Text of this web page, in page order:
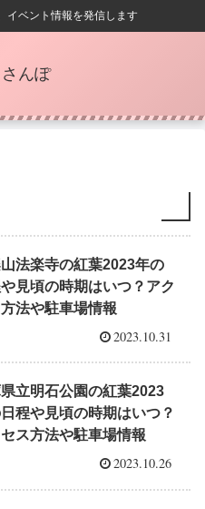
イベント情報を発信します
んぽ
法楽寺の紅葉2023年の
や見頃の時期はいつ？アク
法や駐車場情報
2023.10.31
立明石公園の紅葉2023
程や見頃の時期はいつ？
ス方法や駐車場情報
2023.10.26